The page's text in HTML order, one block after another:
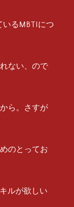
いるMBTIにつ
ない、ので
ら。さすが
のとってお
ルが欲しい